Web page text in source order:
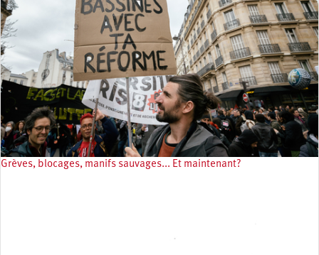
Grèves, blocages, manifs sauvages... Et maintenant?